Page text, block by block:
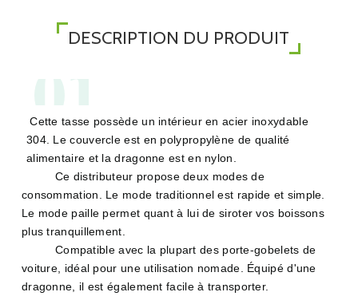
DESCRIPTION DU PRODUIT
01
Cette tasse possède un intérieur en acier inoxydable
304. Le couvercle est en polypropylène de qualité
alimentaire et la dragonne est en nylon.
Ce distributeur propose deux modes de
consommation. Le mode traditionnel est rapide et simple.
Le mode paille permet quant à lui de siroter vos boissons
plus tranquillement.
Compatible avec la plupart des porte-gobelets de
voiture, idéal pour une utilisation nomade. Équipé d'une
dragonne, il est également facile à transporter.